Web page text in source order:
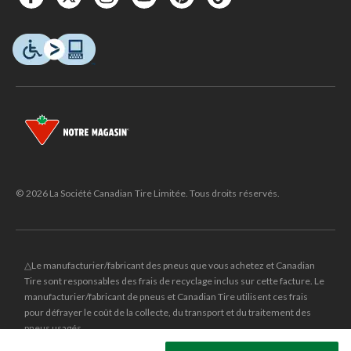
© 2026 La Société Canadian Tire Limitée. Tous droits réservés.
△Le manufacturier/fabricant des pneus que vous achetez et Canadian
Tire sont responsables des frais de recyclage inclus sur cette facture. Le
manufacturier/fabricant de pneus et Canadian Tire utilisent ces frais
pour défrayer le coût de la collecte, du transport et du traitement des
pneus usagés.
et le logo du triangle CANADIAN TIRE sont des